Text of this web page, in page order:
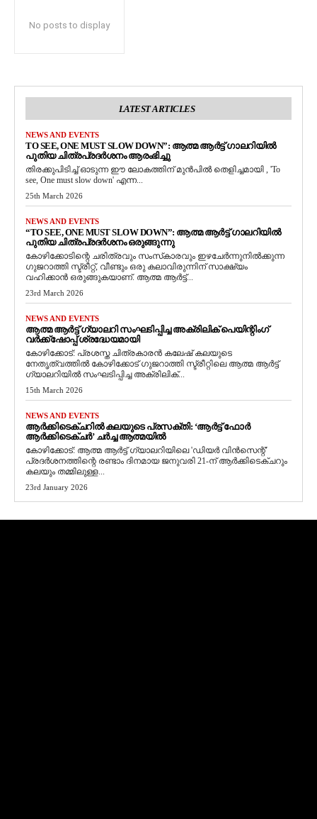
No posts to display
LATEST ARTICLES
NEWS AND EVENTS
TO SEE, ONE MUST SLOW DOWN”: ആത്മ ആർട്ട് ഗാലറിയിൽ
പുതിയ ചിത്രപ്രദർശനം ആരംഭിച്ചു
തിരക്കുപിടിച്ച് ഓടുന്ന ഈ ലോകത്തിന് മുൻപിൽ തെളിച്ചമായി , 'To
see, One must slow down' എന്ന...
25th March 2026
NEWS AND EVENTS
“TO SEE, ONE MUST SLOW DOWN”: ആത്മ ആർട്ട് ഗാലറിയിൽ
പുതിയ ചിത്രപ്രദർശനം ഒരുങ്ങുന്നു
കോഴിക്കോടിന്റെ ചരിത്രവും സംസ്‌കാരവും ഇഴചേർന്നുനിൽക്കുന്ന
ഗുജറാത്തി സ്ട്രീറ്റ്, വീണ്ടും ഒരു കലാവിരുന്നിന് സാക്ഷ്യം
വഹിക്കാൻ ഒരുങ്ങുകയാണ്. ആത്മ ആർട്ട്...
23rd March 2026
NEWS AND EVENTS
ആത്മ ആർട്ട് ഗ്യാലറി സംഘടിപ്പിച്ച അക്രിലിക് പെയിന്റിംഗ്
വർക്ക്‌ഷോപ്പ് ശ്രദ്ധേയമായി
കോഴിക്കോട്: പ്രശസ്ത ചിത്രകാരൻ കലേഷ് കലയുടെ
നേതൃത്വത്തിൽ കോഴിക്കോട് ഗുജറാത്തി സ്ട്രീറ്റിലെ ആത്മ ആർട്ട്
ഗ്യാലറിയിൽ സംഘടിപ്പിച്ച അക്രിലിക്...
15th March 2026
NEWS AND EVENTS
ആർക്കിടെക്ചറിൽ കലയുടെ പ്രസക്തി: ‘ആർട്ട് ഫോർ
ആർക്കിടെക്ചർ’ ചർച്ച ആത്മയിൽ
​കോഴിക്കോട്: ആത്മ ആർട്ട് ഗ്യാലറിയിലെ 'ഡിയർ വിൻസെന്റ്'
പ്രദർശനത്തിന്റെ രണ്ടാം ദിനമായ ജനുവരി 21-ന് ആർക്കിടെക്ചറും
കലയും തമ്മിലുള്ള...
23rd January 2026